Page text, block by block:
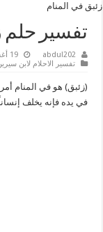
زئبق في المنام
تفسير حلم
abdul202
19 أغسطس، 2010
تفسير الاحلام لابن
(زئبق) هو في المنام
في يده فإنه يخلف